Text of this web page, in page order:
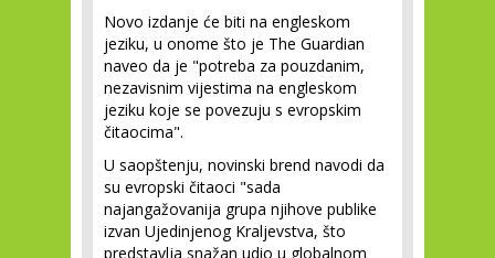
Novo izdanje će biti na engleskom
jeziku, u onome što je The Guardian
naveo da je "potreba za pouzdanim,
nezavisnim vijestima na engleskom
jeziku koje se povezuju s evropskim
čitaocima".
U saopštenju, novinski brend navodi da
su evropski čitaoci "sada
najangažovanija grupa njihove publike
izvan Ujedinjenog Kraljevstva, što
predstavlja snažan udio u globalnom